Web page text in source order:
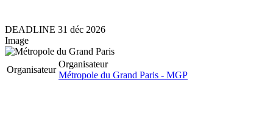
DEADLINE 31 déc 2026
Image
Organisateur
Organisateur
Métropole du Grand Paris - MGP